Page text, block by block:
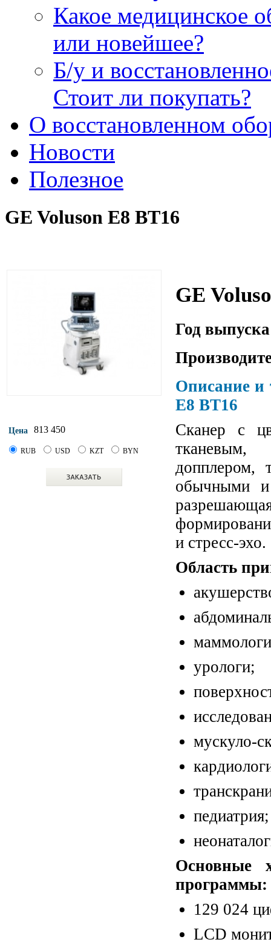
Какое медицинское
или новейшее?
Б/у и
Стоит ли покупать?
О восстановленном
Новости
Полезное
GE Voluson E8 BT16
Цена 813 450
RUB USD KZT BYN
GE
Год
Описание и
E8 BT16
Сканер с
тканевым,
допплером,
обычными
и стресс-эхо.
Область
урологи;
мускуло-
педиатрия;
Основные
программы:
129 024
LCD